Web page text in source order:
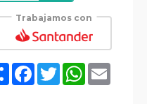
Trabajamos con
CompartirFacebook
TwitterWhatsApp